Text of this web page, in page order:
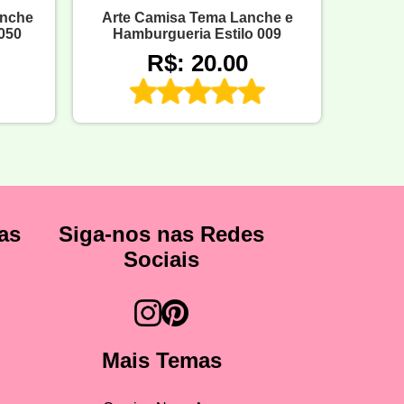
Arte Camisa Tema Lanche e
Hamburgueria Estilo 009
R$: 20.00
Siga-nos nas Redes
Sociais
Mais Temas